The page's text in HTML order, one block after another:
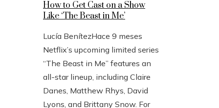
How to Get Cast on a Show
Like ‘The Beast in Me’
Lucía BenítezHace 9 meses
Netflix’s upcoming limited series
“The Beast in Me” features an
all-star lineup, including Claire
Danes, Matthew Rhys, David
Lyons, and Brittany Snow. For